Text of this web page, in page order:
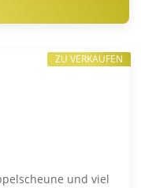
und viel
ZU VERKAUFEN